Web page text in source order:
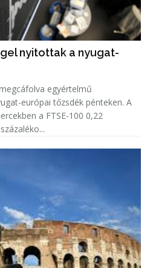
nyitottak a nyugat-
egyértelmű
európai tőzsdék pénteken. A
a FTSE-100 0,22